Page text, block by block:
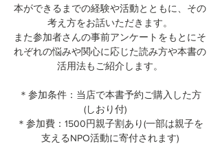
本ができるまでの経験や活動とともに、その
考え方をお話いただきます。
また参加者さんの事前アンケートをもとにそ
れぞれの悩みや関心に応じた読み方や本書の
活用法もご紹介します。
＊参加条件：当店で本書予約ご購入した方
(しおり付)
＊参加費：1500円親子割あり(一部は親子を
支えるNPO活動に寄付されます)